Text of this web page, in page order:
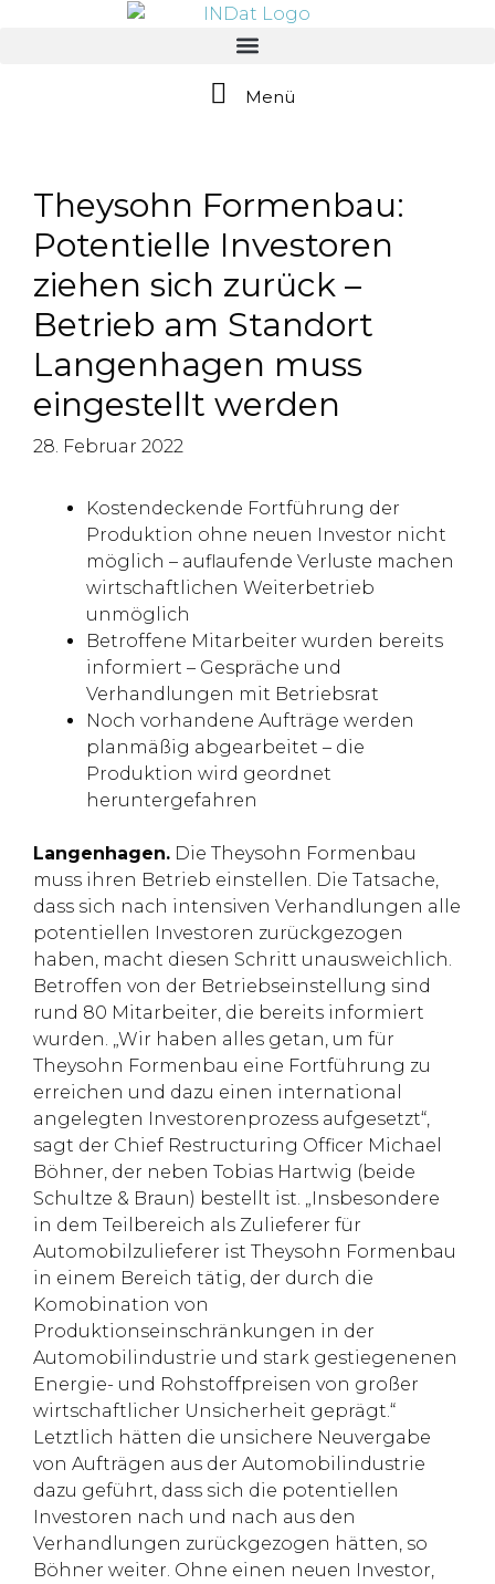
Menü
Theysohn Formenbau:
Potentielle Investoren
ziehen sich zurück –
Betrieb am Standort
Langenhagen muss
eingestellt werden
28. Februar 2022
Kostendeckende Fortführung der
Produktion ohne neuen Investor nicht
möglich – auflaufende Verluste machen
wirtschaftlichen Weiterbetrieb
unmöglich
Betroffene Mitarbeiter wurden bereits
informiert – Gespräche und
Verhandlungen mit Betriebsrat
Noch vorhandene Aufträge werden
planmäßig abgearbeitet – die
Produktion wird geordnet
heruntergefahren
Langenhagen. Die Theysohn Formenbau
muss ihren Betrieb einstellen. Die Tatsache,
dass sich nach intensiven Verhandlungen alle
potentiellen Investoren zurückgezogen
haben, macht diesen Schritt unausweichlich.
Betroffen von der Betriebseinstellung sind
rund 80 Mitarbeiter, die bereits informiert
wurden. „Wir haben alles getan, um für
Theysohn Formenbau eine Fortführung zu
erreichen und dazu einen international
angelegten Investorenprozess aufgesetzt“,
sagt der Chief Restructuring Officer Michael
Böhner, der neben Tobias Hartwig (beide
Schultze & Braun) bestellt ist. „Insbesondere
in dem Teilbereich als Zulieferer für
Automobilzulieferer ist Theysohn Formenbau
in einem Bereich tätig, der durch die
Komobination von
Produktionseinschränkungen in der
Automobilindustrie und stark gestiegenenen
Energie- und Rohstoffpreisen von großer
wirtschaftlicher Unsicherheit geprägt.“
Letztlich hätten die unsichere Neuvergabe
von Aufträgen aus der Automobilindustrie
dazu geführt, dass sich die potentiellen
Investoren nach und nach aus den
Verhandlungen zurückgezogen hätten, so
Böhner weiter. Ohne einen neuen Investor,